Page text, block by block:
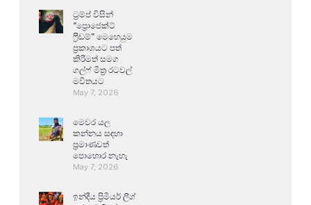
ට්‍රම්ප් විසින්
“ප්‍රොජෙක්ට්
ෆ්‍රීඩම්” මෙහෙයුම
ප්‍රකාශයට පත්
කිරීමත් සමග
ගල්ෆ් මිත්‍ර රටවල්
මවිතයට
May 7, 2026
මෙවර යල
කන්නය සඳහා
ප්‍රමාණවත්
පොහොර නැහැ
May 7, 2026
ඉන්දීය ප්‍රිමියර් ලීග්